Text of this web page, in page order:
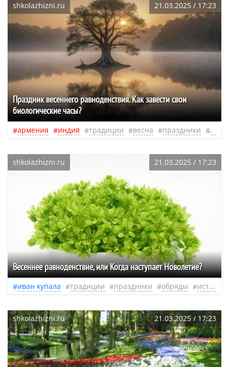
shkolazhizni.ru 21.03.2025 / 17:23
Праздник весеннего равноденствия. Как завести свои
биологические часы?
армения индия традиции весна праздники
shkolazhizni.ru 21.03.2025 / 17:23
Весеннее равноденствие, или Когда наступает Новолетие?
иван купала традиции праздники обряды история
shkolazhizni.ru 21.03.2025 / 17:23